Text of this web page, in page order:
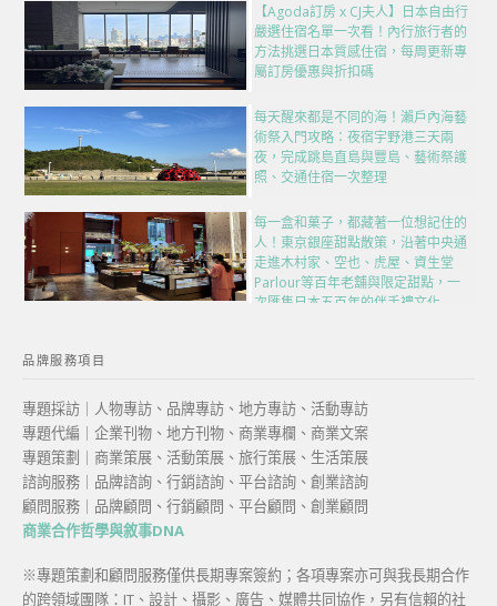
【Agoda訂房 x CJ夫人】日本自由行
嚴選住宿名單一次看！內行旅行者的
方法挑選日本質感住宿，每周更新專
屬訂房優惠與折扣碼
每天醒來都是不同的海！瀨戶內海藝
術祭入門攻略：夜宿宇野港三天兩
夜，完成跳島直島與豐島、藝術祭護
照、交通住宿一次整理
每一盒和菓子，都藏著一位想記住的
人！東京銀座甜點散策，沿著中央通
走進木村家、空也、虎屋、資生堂
Parlour等百年老舖與限定甜點，一
次匯集日本五百年的伴手禮文化
品牌服務項目
專題採訪｜人物專訪、品牌專訪、地方專訪、活動專訪
專題代編｜企業刊物、地方刊物、商業專欄、商業文案
專題策劃｜商業策展、活動策展、旅行策展、生活策展
諮詢服務｜品牌諮詢、行銷諮詢、平台諮詢、創業諮詢
顧問服務｜品牌顧問、行銷顧問、平台顧問、創業顧問
商業合作哲學與敘事DNA
※專題策劃和顧問服務僅供長期專案簽約；各項專案亦可與我長期合作
的跨領域團隊：IT、設計、攝影、廣告、媒體共同協作，另有信賴的社